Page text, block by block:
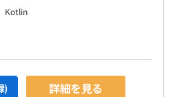
った結果という部分のウエイト
果を残せたかを評価します。
ニア110名で構成されていま
Kotlin
) 詳細を見る